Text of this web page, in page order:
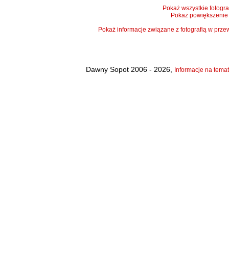
Pokaż wszystkie
Pokaż powiększenie
Pokaż informacje związane z fotografią w
Dawny Sopot 2006 - 2026, Informacje na